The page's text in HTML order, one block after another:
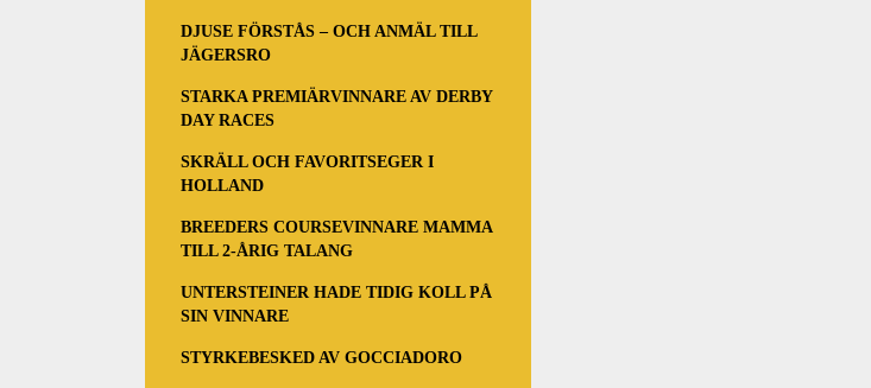
DJUSE FÖRSTÅS – OCH ANMÄL TILL
JÄGERSRO
STARKA PREMIÄRVINNARE AV DERBY
DAY RACES
SKRÄLL OCH FAVORITSEGER I
HOLLAND
BREEDERS COURSEVINNARE MAMMA
TILL 2-ÅRIG TALANG
UNTERSTEINER HADE TIDIG KOLL PÅ
SIN VINNARE
STYRKEBESKED AV GOCCIADORO